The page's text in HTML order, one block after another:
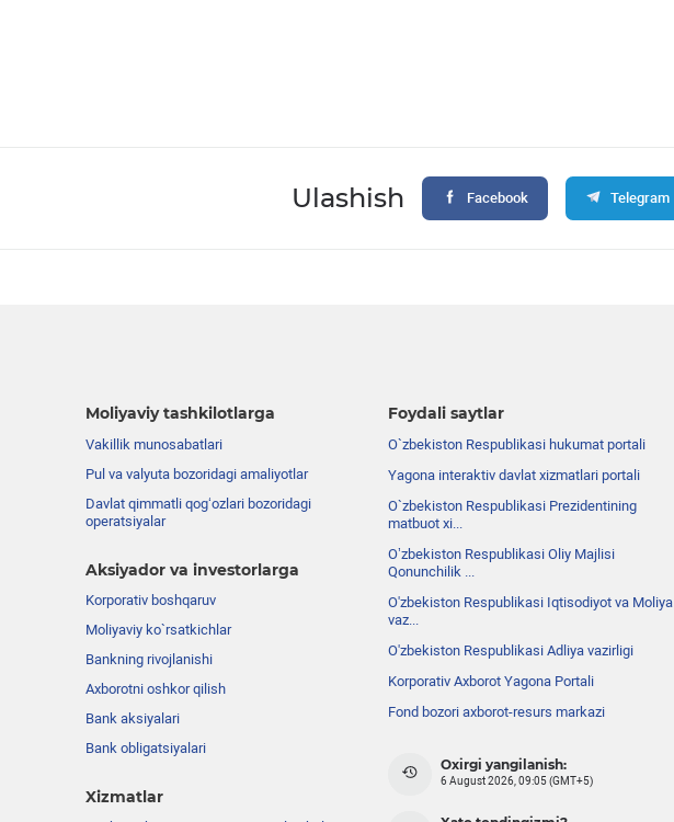
Ulashish Facebook Telegram
Moliyaviy tashkilotlarga
Vakillik munosabatlari
Pul va valyuta bozoridagi amaliyotlar
Davlat qimmatli qog‘ozlari bozoridagi
operatsiyalar
Aksiyador va investorlarga
Korporativ boshqaruv
Moliyaviy ko`rsatkichlar
Bankning rivojlanishi
Axborotni oshkor qilish
Bank aksiyalari
Bank obligatsiyalari
Xizmatlar
Foydali saytlar
O`zbekiston Respublikasi hukumat portali
Yagona interaktiv davlat xizmatlari portali
O`zbekiston Respublikasi Prezidentining
matbuot xi...
Oʼzbekiston Respublikasi Oliy Majlisi
Qonunchilik ...
O'zbekiston Respublikasi Iqtisodiyot va Moliya
vaz...
O'zbekiston Respublikasi Adliya vazirligi
Korporativ Axborot Yagona Portali
Fond bozori axborot-resurs markazi
Oxirgi yangilanish:
6 August 2026, 09:05 (GMT+5)